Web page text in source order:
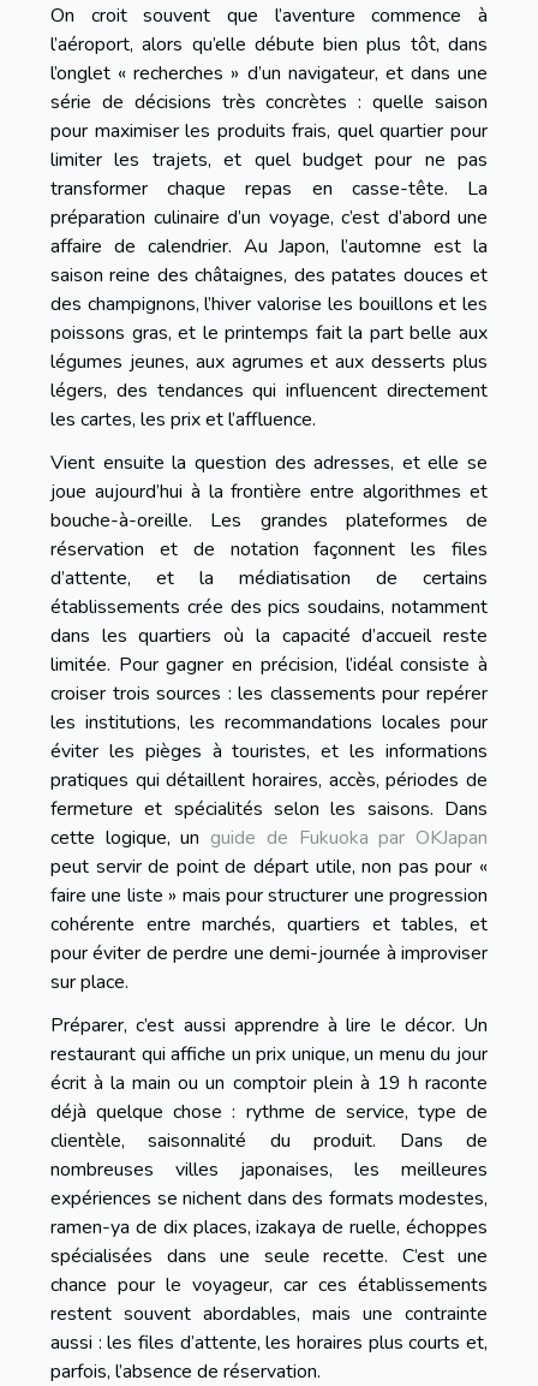
On croit souvent que l’aventure commence à
l’aéroport, alors qu’elle débute bien plus tôt, dans
l’onglet « recherches » d’un navigateur, et dans une
série de décisions très concrètes : quelle saison
pour maximiser les produits frais, quel quartier pour
limiter les trajets, et quel budget pour ne pas
transformer chaque repas en casse-tête. La
préparation culinaire d’un voyage, c’est d’abord une
affaire de calendrier. Au Japon, l’automne est la
saison reine des châtaignes, des patates douces et
des champignons, l’hiver valorise les bouillons et les
poissons gras, et le printemps fait la part belle aux
légumes jeunes, aux agrumes et aux desserts plus
légers, des tendances qui influencent directement
les cartes, les prix et l’affluence.
Vient ensuite la question des adresses, et elle se
joue aujourd’hui à la frontière entre algorithmes et
bouche-à-oreille. Les grandes plateformes de
réservation et de notation façonnent les files
d’attente, et la médiatisation de certains
établissements crée des pics soudains, notamment
dans les quartiers où la capacité d’accueil reste
limitée. Pour gagner en précision, l’idéal consiste à
croiser trois sources : les classements pour repérer
les institutions, les recommandations locales pour
éviter les pièges à touristes, et les informations
pratiques qui détaillent horaires, accès, périodes de
fermeture et spécialités selon les saisons. Dans
cette logique, un guide de Fukuoka par OKJapan
peut servir de point de départ utile, non pas pour «
faire une liste » mais pour structurer une progression
cohérente entre marchés, quartiers et tables, et
pour éviter de perdre une demi-journée à improviser
sur place.
Préparer, c’est aussi apprendre à lire le décor. Un
restaurant qui affiche un prix unique, un menu du jour
écrit à la main ou un comptoir plein à 19 h raconte
déjà quelque chose : rythme de service, type de
clientèle, saisonnalité du produit. Dans de
nombreuses villes japonaises, les meilleures
expériences se nichent dans des formats modestes,
ramen-ya de dix places, izakaya de ruelle, échoppes
spécialisées dans une seule recette. C’est une
chance pour le voyageur, car ces établissements
restent souvent abordables, mais une contrainte
aussi : les files d’attente, les horaires plus courts et,
parfois, l’absence de réservation.